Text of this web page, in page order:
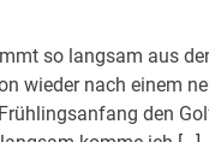
so langsam aus
wieder nach einem
den